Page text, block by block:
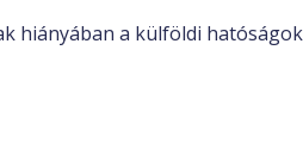
hiányában a külföldi